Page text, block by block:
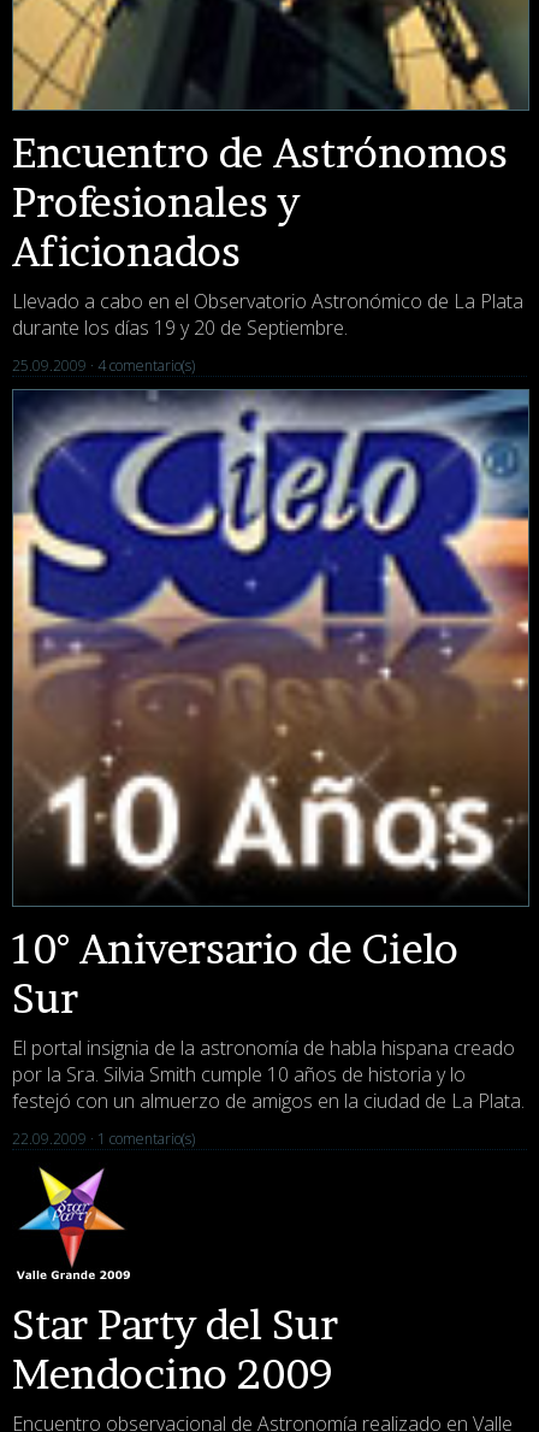
Encuentro de Astrónomos
Profesionales y
Aficionados
Llevado a cabo en el Observatorio Astronómico de La Plata
durante los días 19 y 20 de Septiembre.
25.09.2009 · 4 comentario(s)
10° Aniversario de Cielo
Sur
El portal insignia de la astronomía de habla hispana creado
por la Sra. Silvia Smith cumple 10 años de historia y lo
festejó con un almuerzo de amigos en la ciudad de La Plata.
22.09.2009 · 1 comentario(s)
Star Party del Sur
Mendocino 2009
Encuentro observacional de Astronomía realizado en Valle